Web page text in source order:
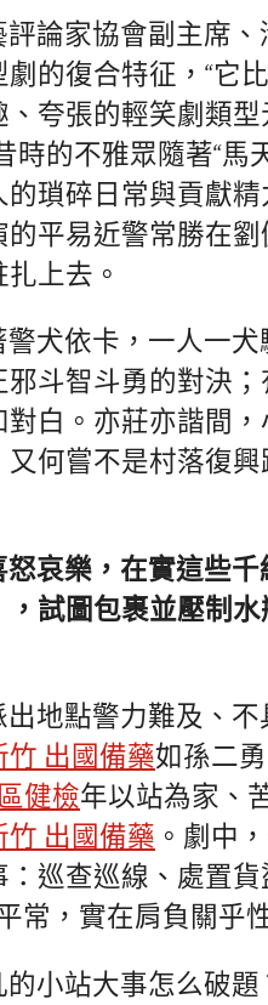
論家協會副主席
的復合特征，“它
夸張的輕笑劇類
時的不雅眾隨著“馬
瑣碎日常與貢獻
平易近警常勝在
上去。
警犬依卡，一人一
邪斗智斗勇的對決
白。亦莊亦諧間
何嘗不是村落復
哀樂，在實這些
，試圖包裹並壓制
地點警力難及、
竹 出國備藥如孫二
健檢年以站為家、
竹 出國備藥 。劇中
巡查巡線、處置
常，實在肩負關乎
的小站大事怎么破